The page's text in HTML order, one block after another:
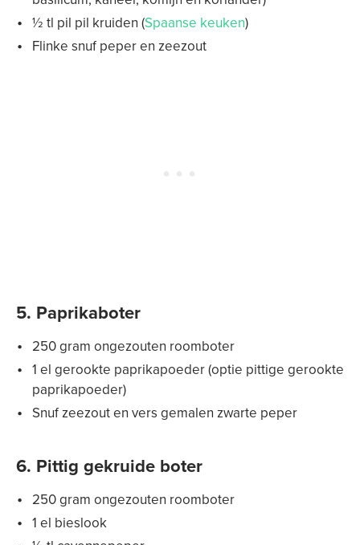
½ tl pil pil kruiden (Spaanse keuken)
Flinke snuf peper en zeezout
5. Paprikaboter
250 gram ongezouten roomboter
1 el gerookte paprikapoeder (optie pittige gerookte
paprikapoeder)
Snuf zeezout en vers gemalen zwarte peper
6. Pittig gekruide boter
250 gram ongezouten roomboter
1 el bieslook